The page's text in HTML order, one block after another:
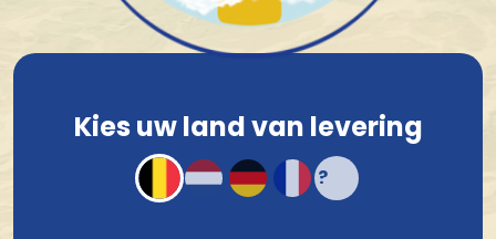
In winkelmandje
Compact en stevig verpakt
Veilig online bestellen en betalen
Kies uw land van levering